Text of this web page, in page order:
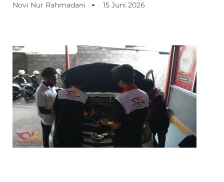
Novi Nur Rahmadani 15 Juni 2026